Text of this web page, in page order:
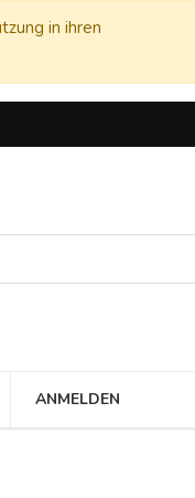
in ihren
ANMELDEN